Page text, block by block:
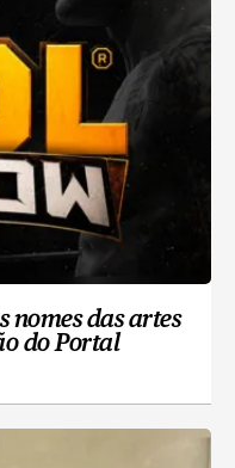
nomes das artes
do Portal